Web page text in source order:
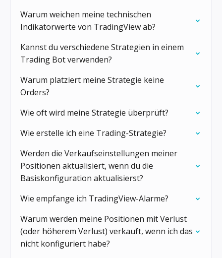
Warum weichen meine technischen
Indikatorwerte von TradingView ab?
Kannst du verschiedene Strategien in einem
Trading Bot verwenden?
Warum platziert meine Strategie keine
Orders?
Wie oft wird meine Strategie überprüft?
Wie erstelle ich eine Trading-Strategie?
Werden die Verkaufseinstellungen meiner
Positionen aktualisiert, wenn du die
Basiskonfiguration aktualisierst?
Wie empfange ich TradingView-Alarme?
Warum werden meine Positionen mit Verlust
(oder höherem Verlust) verkauft, wenn ich das
nicht konfiguriert habe?